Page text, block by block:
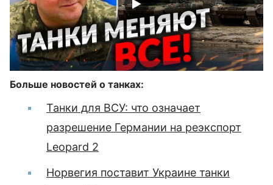
Больше новостей о танках:
Танки для ВСУ: что означает
разрешение Германии на реэкспорт
Leopard 2
Норвегия поставит Украине танки